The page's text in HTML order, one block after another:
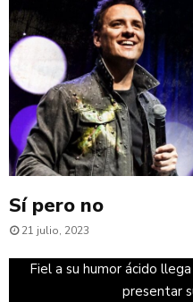
Sí pero no
21 julio, 2023
Fiel a su humor ácido llega
presentar